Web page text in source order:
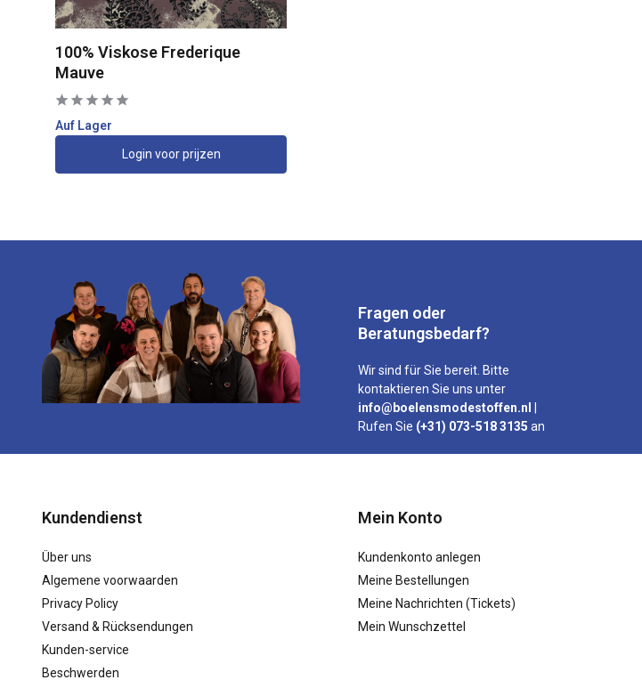
100% Viskose Frederique
Mauve
Auf Lager
Login voor prijzen
Fragen oder
Beratungsbedarf?
Wir sind für Sie bereit. Bitte
kontaktieren Sie uns unter
info@boelensmodestoffen.nl
Rufen Sie (+31) 073-518 3135 an
Kundendienst
Über uns
Algemene voorwaarden
Privacy Policy
Versand & Rücksendungen
Kunden-service
Beschwerden
Mein Konto
Kundenkonto anlegen
Meine Bestellungen
Meine Nachrichten (Tickets)
Mein Wunschzettel